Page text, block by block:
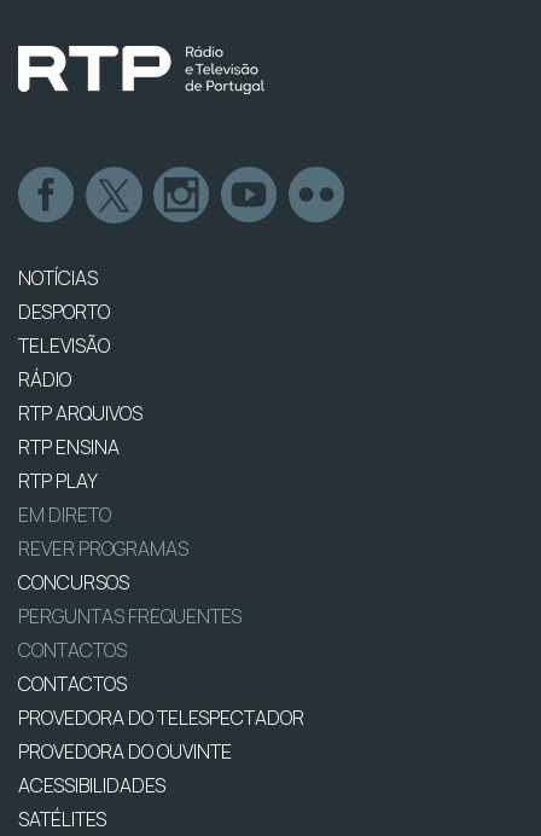
NOTÍCIAS
DESPORTO
TELEVISÃO
RÁDIO
RTP ARQUIVOS
RTP ENSINA
RTP PLAY
EM DIRETO
REVER PROGRAMAS
CONCURSOS
PERGUNTAS FREQUENTES
CONTACTOS
CONTACTOS
PROVEDORA DO TELESPECTADOR
PROVEDORA DO OUVINTE
ACESSIBILIDADES
SATÉLITES